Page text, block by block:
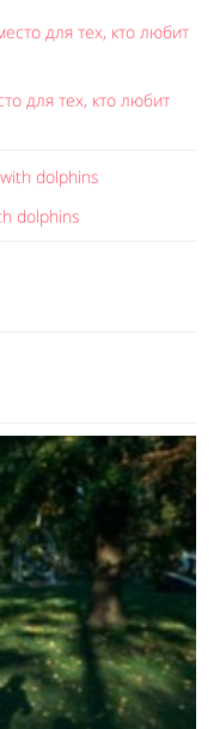
для тех, кто любит
dolphins